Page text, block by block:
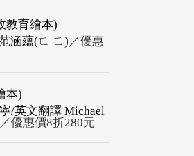
教育繪本)
涵蘊(ㄈ ㄈ) ／優惠
本)
/英文翻譯 Michael
／優惠價8折280元